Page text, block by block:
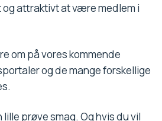
attraktivt at være medlem i
om på vores kommende
og de mange forskellige
prøve smag. Og hvis du vil